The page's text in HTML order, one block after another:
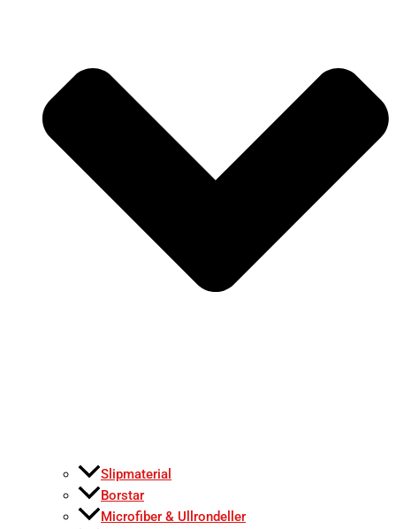
Slipmaterial
Borstar
Microfiber & Ullrondeller